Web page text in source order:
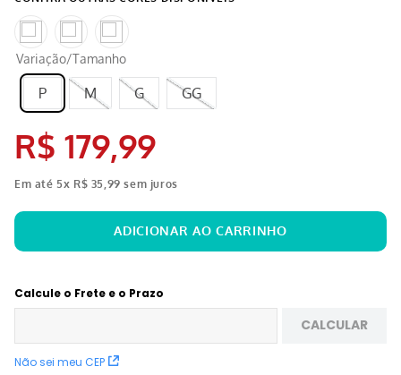
Variação/Tamanho
P M G GG
R$ 179,99
Em até 5x R$ 35 99 sem juros
Calcule o Frete e o Prazo
Não sei meu CEP
CALCULAR